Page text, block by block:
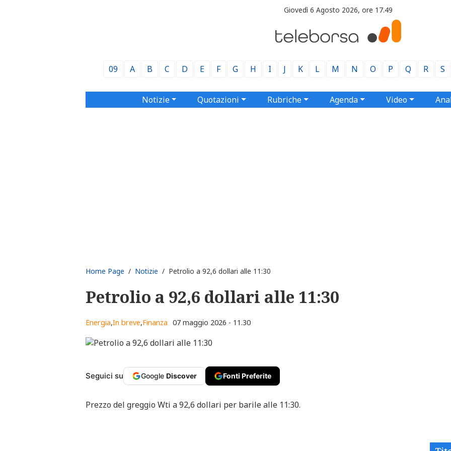
Giovedì 6 Agosto 2026, ore 17.49
09 A B C D E F G H I J K L M N O P Q R S
Notizie Quotazioni Rubriche Agenda Video
Home Page / Notizie / Petrolio a 92,6 dollari alle 11:30
Petrolio a 92,6 dollari alle 11:30
Energia,In breve,Finanza 07 maggio 2026 - 11.30
Seguici su Google Discover Fonti Preferite
Prezzo del greggio Wti a 92,6 dollari per barile alle 11:30.